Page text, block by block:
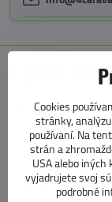
E SHOP
MARKÍZY,
KEMPING
PLYN A KÚRENIE V
CHLADENIE V
Cookies
stránky,
používaní. Na
strán a
USA alebo
vyjadrujete svoj
podrobné